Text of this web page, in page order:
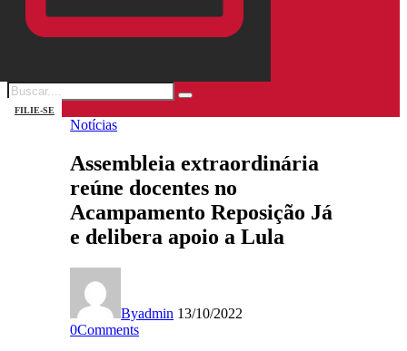
FILIE-SE
Notícias
Assembleia extraordinária
reúne docentes no
Acampamento Reposição Já
e delibera apoio a Lula
Byadmin 13/10/2022
0Comments